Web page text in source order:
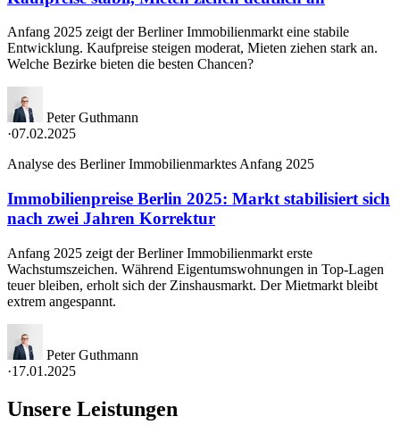
Anfang 2025 zeigt der Berliner Immobilienmarkt eine stabile
Entwicklung. Kaufpreise steigen moderat, Mieten ziehen stark an.
Welche Bezirke bieten die besten Chancen?
Peter Guthmann
·07.02.2025
Analyse des Berliner Immobilienmarktes Anfang 2025
Immobilienpreise Berlin 2025: Markt stabilisiert sich
nach zwei Jahren Korrektur
Anfang 2025 zeigt der Berliner Immobilienmarkt erste
Wachstumszeichen. Während Eigentumswohnungen in Top-Lagen
teuer bleiben, erholt sich der Zinshausmarkt. Der Mietmarkt bleibt
extrem angespannt.
Peter Guthmann
·17.01.2025
Unsere Leistungen